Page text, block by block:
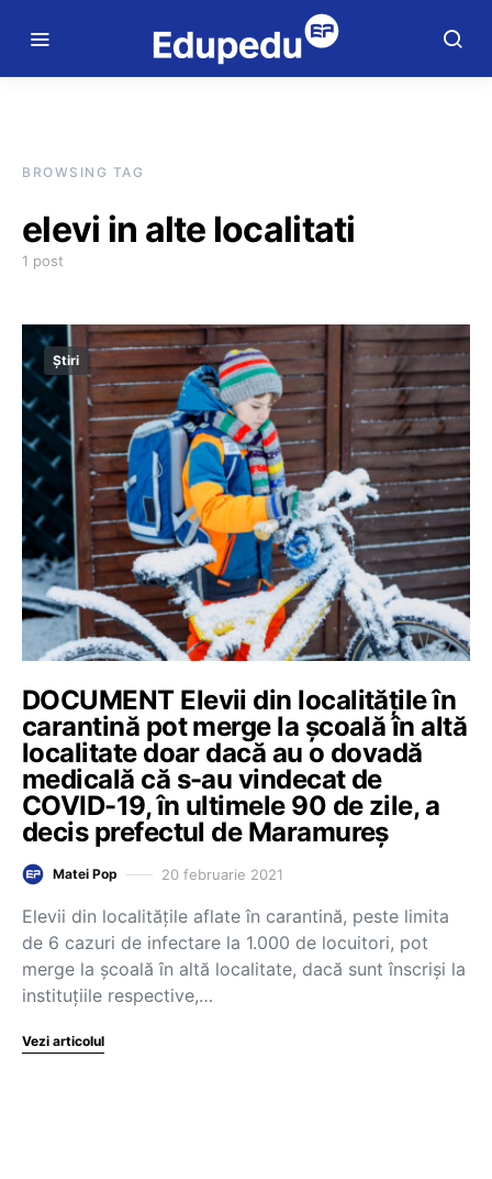
BROWSING TAG
elevi in alte localitati
1 post
Știri
DOCUMENT Elevii din localitățile în
carantină pot merge la școală în altă
localitate doar dacă au o dovadă
medicală că s-au vindecat de
COVID-19, în ultimele 90 de zile, a
decis prefectul de Maramureș
Matei Pop 20 februarie 2021
Elevii din localitățile aflate în carantină, peste limita
de 6 cazuri de infectare la 1.000 de locuitori, pot
merge la școală în altă localitate, dacă sunt înscriși la
instituțiile respective,…
Vezi articolul